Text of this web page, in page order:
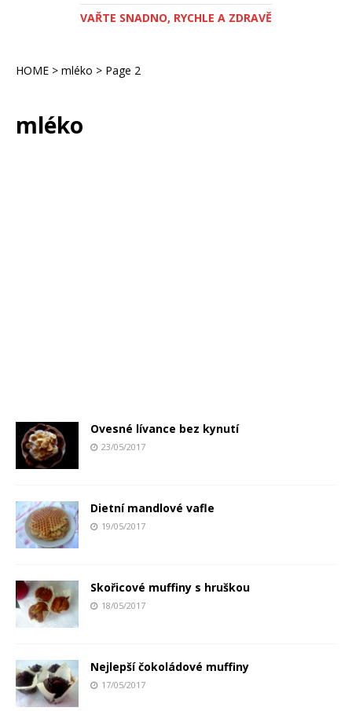
VAŘTE SNADNO, RYCHLE A ZDRAVĚ
HOME > mléko > Page 2
mléko
Ovesné lívance bez kynutí
23/05/2017
Dietní mandlové vafle
19/05/2017
Skořicové muffiny s hruškou
18/05/2017
Nejlepší čokoládové muffiny
17/05/2017